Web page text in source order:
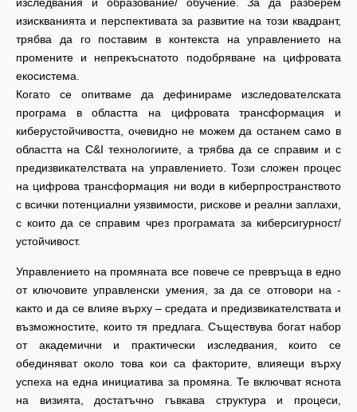
изследвания и образование/ обучение. За да разберем
изискванията и перспективата за развитие на този квадрант,
трябва да го поставим в контекста на управлението на
промените и непрекъснатото подобряване на цифровата
екосистема.
Когато се опитваме да дефинираме изследователската
програма в областта на цифровата трансформация и
киберустойчивостта, очевидно не можем да останем само в
областта на C&I технологиите, а трябва да се справим и с
предизвикателствата на управлението. Този сложен процес
на цифрова трансформация ни води в киберпространството
с всички потенциални уязвимости, рискове и реални заплахи,
с които да се справим чрез програмата за киберсигурност/
устойчивост.
Управлението на промяната все повече се превръща в едно
от ключовите управленски умения, за да се отговори на -
както и да се влияе върху – средата и предизвикателствата и
възможностите, които тя предлага. Съществува богат набор
от академични и практически изследвания, които се
обединяват около това кои са факторите, влияещи върху
успеха на една инициатива за промяна. Те включват яснота
на визията, достатъчно гъвкава структура и процеси,